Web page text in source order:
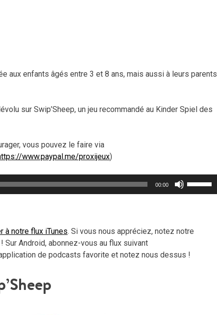
aux enfants âgés entre 3 et 8 ans, mais aussi à leurs parents
sur Swip’Sheep, un jeu recommandé au Kinder Spiel des
vous pouvez le faire via
www.paypal.me/proxijeux)
00:00
ou
à notre flux iTunes. Si vous nous appréciez, notez notre
Android, abonnez-vous au flux suivant
de podcasts favorite et notez nous dessus !